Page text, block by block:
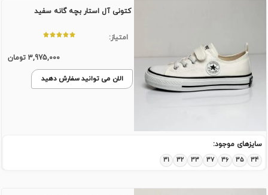
کتونی آل استار بچه گانه سفید
امتیاز:
3,975,000 تومان
الان می توانید سفارش دهید
سایزهای موجود:
34
35
36
37
33
32
31